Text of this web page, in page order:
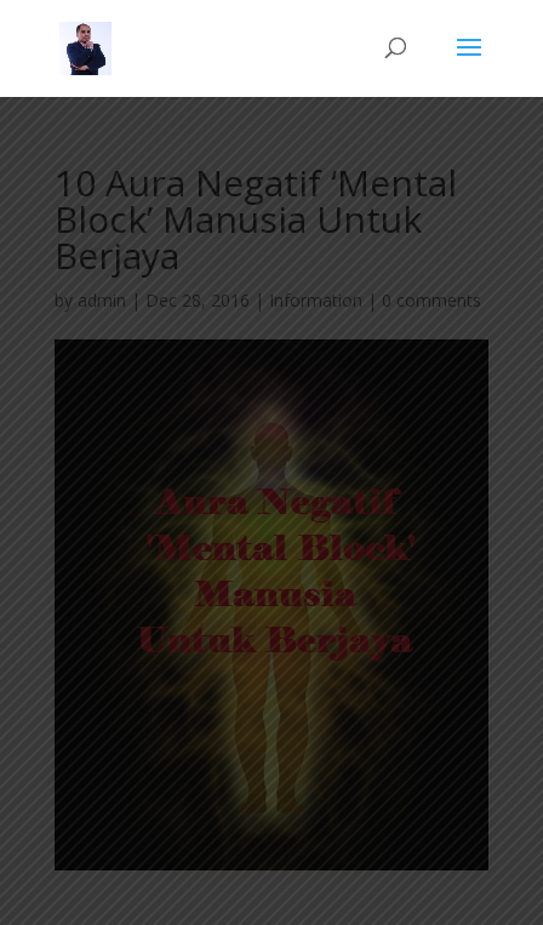
10 Aura Negatif ‘Mental
Block’ Manusia Untuk
Berjaya
by admin | Dec 28, 2016 | Information | 0 comments